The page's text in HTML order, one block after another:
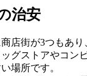
治安
店街が3つもあ
グストアやコン
場所です。